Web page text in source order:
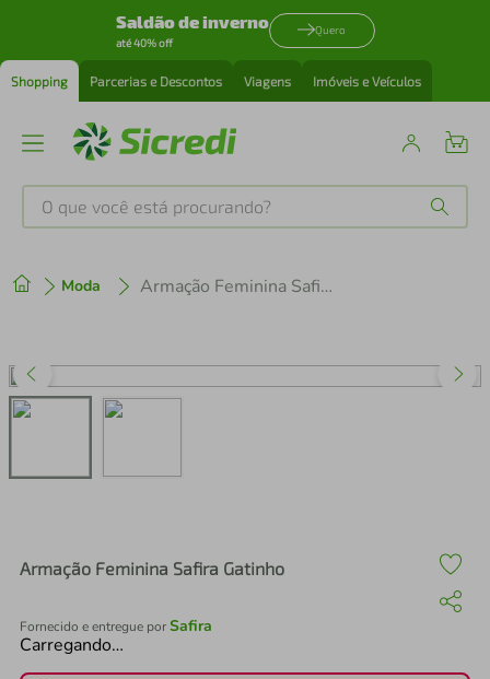
Saldão de inverno
até 40% off
Quero
Shopping Parcerias e Descontos Viagens Imóveis e Veículos
O que você está procurando?
Moda Armação Feminina Safira Gatinho
Armação Feminina Safira Gatinho
Fornecido e entregue porSafira
Carregando…
2º cafeteira